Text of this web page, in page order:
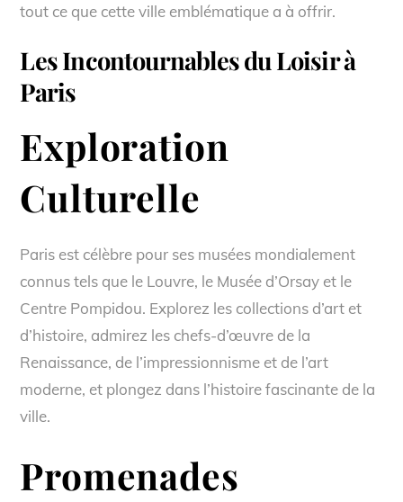
tout ce que cette ville emblématique a à offrir.
Les Incontournables du Loisir à
Paris
Exploration
Culturelle
Paris est célèbre pour ses musées mondialement
connus tels que le Louvre, le Musée d’Orsay et le
Centre Pompidou. Explorez les collections d’art et
d’histoire, admirez les chefs-d’œuvre de la
Renaissance, de l’impressionnisme et de l’art
moderne, et plongez dans l’histoire fascinante de la
ville.
Promenades